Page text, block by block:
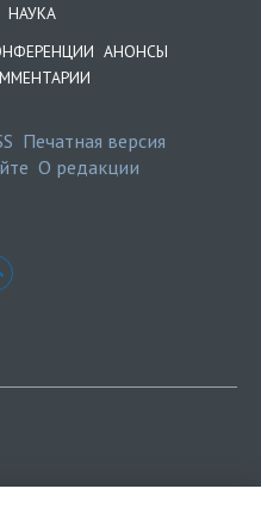
НАУКА
АНОНСЫ
Печатная версия
О редакции